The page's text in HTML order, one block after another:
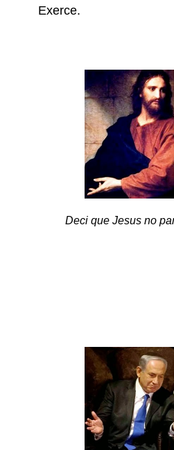
Exerce.
Deci que Jesus no